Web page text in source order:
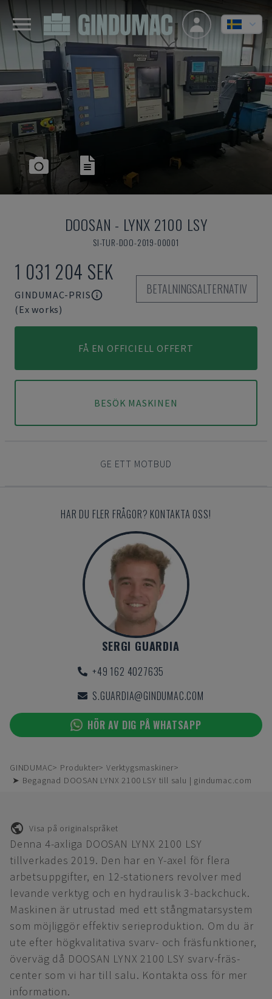
DOOSAN - LYNX 2100 LSY
SI-TUR-DOO-2019-00001
1 031 204 SEK
GINDUMAC-PRIS
(Ex works)
BETALNINGSALTERNATIV
FÅ EN OFFICIELL OFFERT
BESÖK MASKINEN
GE ETT MOTBUD
HAR DU FLER FRÅGOR? KONTAKTA OSS!
SERGI GUARDIA
+49 162 4027635
S.GUARDIA@GINDUMAC.COM
HÖR AV DIG PÅ WHATSAPP
GINDUMAC Produkter
Verktygsmaskiner
➤ Begagnad DOOSAN LYNX 2100 LSY till salu | gindumac.com
Visa på originalspråket
Denna 4-axliga DOOSAN LYNX 2100 LSY
tillverkades 2019. Den har en Y-axel för flera
arbetsuppgifter, en 12-stationers revolver med
levande verktyg och en hydraulisk 3-backchuck.
Maskinen är utrustad med ett stångmatarsystem
som möjliggör effektiv serieproduktion. Om du är
ute efter högkvalitativa svarv- och fräsfunktioner,
överväg då DOOSAN LYNX 2100 LSY svarv-fräs-
center som vi har till salu. Kontakta oss för mer
information.